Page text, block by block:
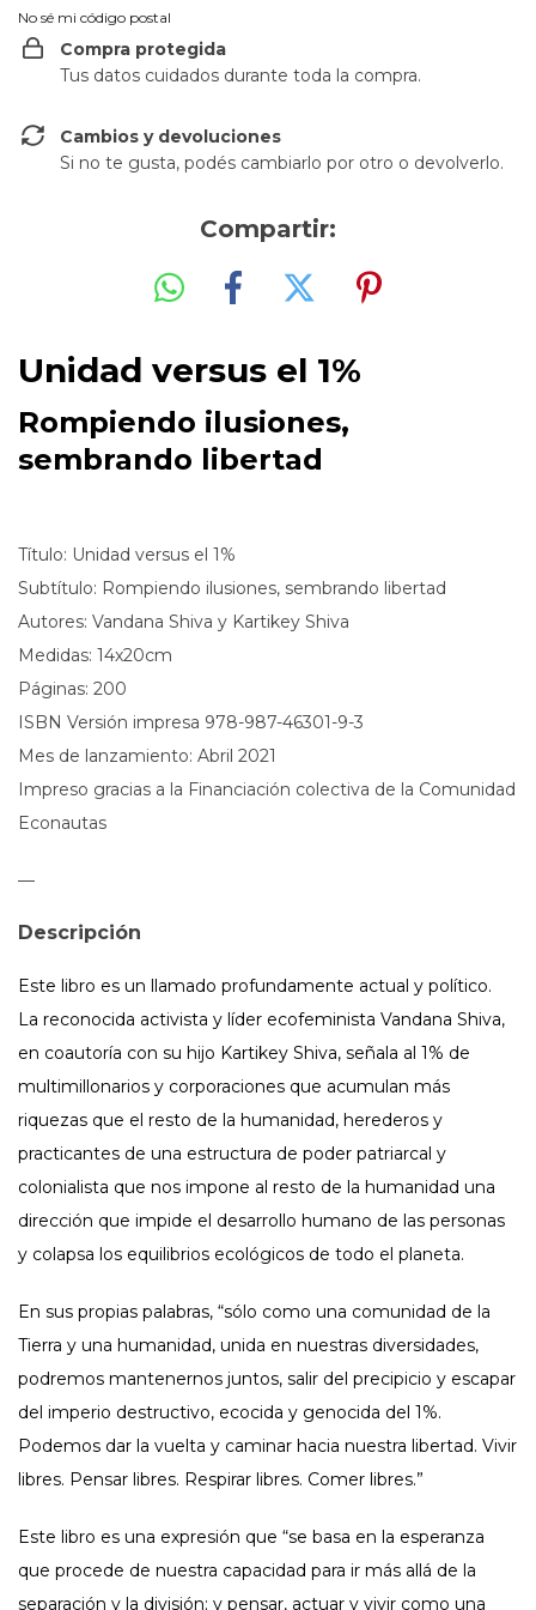
No sé mi código postal
Compra protegida
Tus datos cuidados durante toda la compra.
Cambios y devoluciones
Si no te gusta, podés cambiarlo por otro o devolverlo.
Compartir:
Unidad versus el 1%
Rompiendo ilusiones,
sembrando libertad
Título: Unidad versus el 1%
Subtítulo: Rompiendo ilusiones, sembrando libertad
Autores: Vandana Shiva y Kartikey Shiva
Medidas: 14x20cm
Páginas: 200
ISBN Versión impresa 978-987-46301-9-3
Mes de lanzamiento: Abril 2021
Impreso gracias a la Financiación colectiva de la Comunidad
Econautas
—
Descripción
Este libro es un llamado profundamente actual y político.
La reconocida activista y líder ecofeminista Vandana Shiva,
en coautoría con su hijo Kartikey Shiva, señala al 1% de
multimillonarios y corporaciones que acumulan más
riquezas que el resto de la humanidad, herederos y
practicantes de una estructura de poder patriarcal y
colonialista que nos impone al resto de la humanidad una
dirección que impide el desarrollo humano de las personas
y colapsa los equilibrios ecológicos de todo el planeta.
En sus propias palabras, “sólo como una comunidad de la
Tierra y una humanidad, unida en nuestras diversidades,
podremos mantenernos juntos, salir del precipicio y escapar
del imperio destructivo, ecocida y genocida del 1%.
Podemos dar la vuelta y caminar hacia nuestra libertad. Vivir
libres. Pensar libres. Respirar libres. Comer libres.”
Este libro es una expresión que “se basa en la esperanza
que procede de nuestra capacidad para ir más allá de la
separación y la división; y pensar, actuar y vivir como una